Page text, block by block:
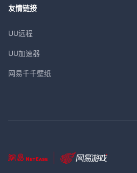
友情链接
UU远程
UU加速器
网易千千壁纸